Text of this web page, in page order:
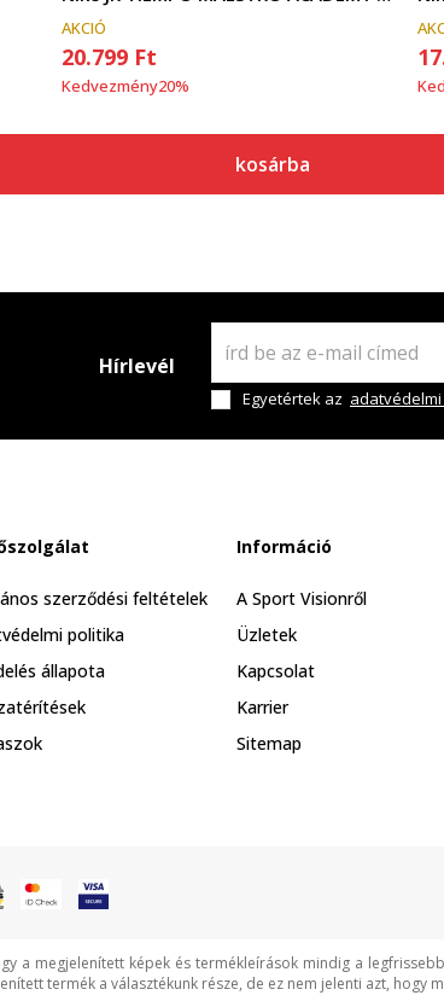
AKCIÓ
20.799 Ft
Kedvezmény20%
kosárba
Hírlevél
Egyetértek az
szerződési feltételek
politika
állapota
Információ
A Sport Visionről
Üzletek
Kapcsolat
Karrier
Sitemap
a megjelenített képek és termékleírások mindig a
termék a választékunk része, de ez nem jelenti azt, hogy